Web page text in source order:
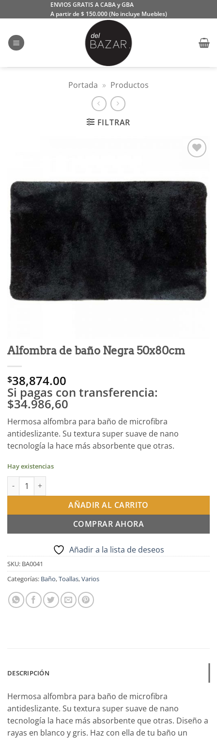
al
ENVIOS GRATIS A CABA y GBA
A partir de $ 150.000 (No incluye Muebles)
Portada » Productos
FILTRAR
lista
de
deseos
Alfombra de baño Negra 50x80cm
$38,874.00
Si pagas con transferencia:
$34.986,60
Hermosa alfombra para baño de microfibra
antideslizante. Su textura super suave de nano
tecnología la hace más absorbente que otras.
Hay existencias
Alfombra de baño Negra 50x80cm cantidad
AÑADIR AL CARRITO
COMPRAR AHORA
Añadir a la lista de deseos
SKU: BA0041
Categorías: Baño,Toallas,Varios
DESCRIPCIÓN
Hermosa alfombra para baño de microfibra
antideslizante. Su textura super suave de nano
tecnología la hace más absorbente que otras. Diseño a
rayas en blanco y gris. Haz con ella de tu baño un